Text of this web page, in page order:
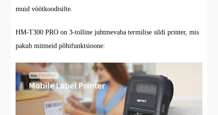
muid vöötkoodisilte.
HM-T300 PRO on 3-tolline juhtmevaba termilise sildi printer, mis
pakub mitmeid põhifunktsioone: